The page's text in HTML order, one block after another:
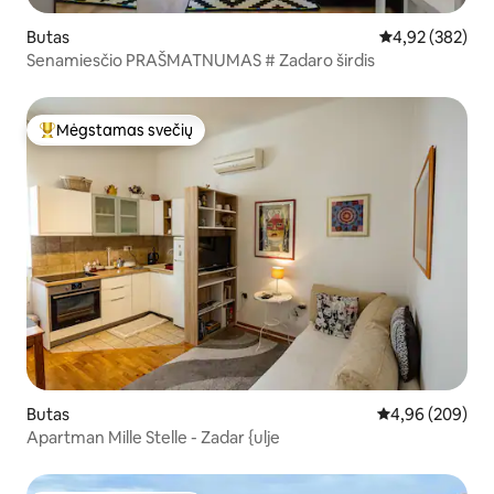
Butas Vidutinis
4,92 (382)
Senamiesčio PRAŠMATNUMAS # Zadaro širdis
Svečių mėgstamiausias
Mėgstamas svečių
Butas Vidutinis
4,96 (209)
Apartman Mille Stelle - Zadar {ulje